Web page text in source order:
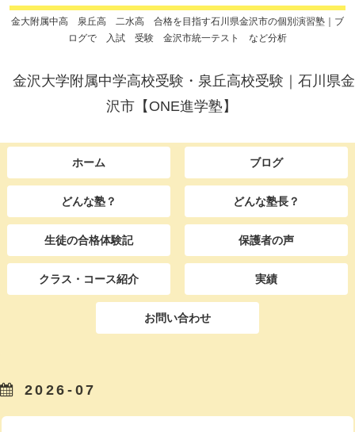
金大附属中高 泉丘高 二水高 合格を目指す石川県金沢市の個別演習塾｜ブ
ログで 入試 受験 金沢市統一テスト など分析
金沢大学附属中学高校受験・泉丘高校受験｜石川県金
沢市【ONE進学塾】
ホーム ブログ
どんな塾？ どんな塾長？
生徒の合格体験記 保護者の声
クラス・コース紹介 実績
お問い合わせ
2026-07